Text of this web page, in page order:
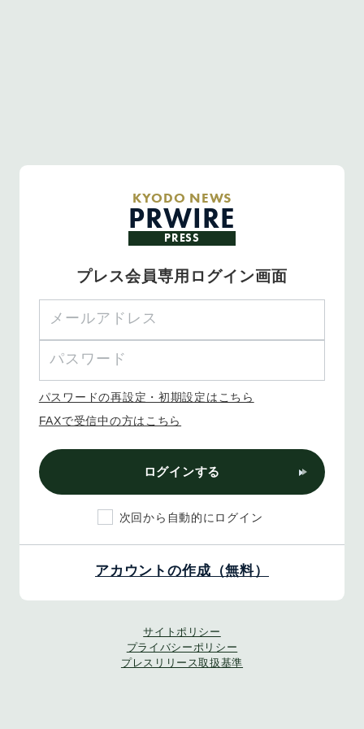
KYODO NEWS
PRWIRE
PRESS
プレス会員専用ログイン画面
パスワードの再設定・初期設定はこちら
FAXで受信中の方はこちら
ログインする
次回から自動的にログイン
アカウントの作成（無料）
サイトポリシー
プライバシーポリシー
プレスリリース取扱基準